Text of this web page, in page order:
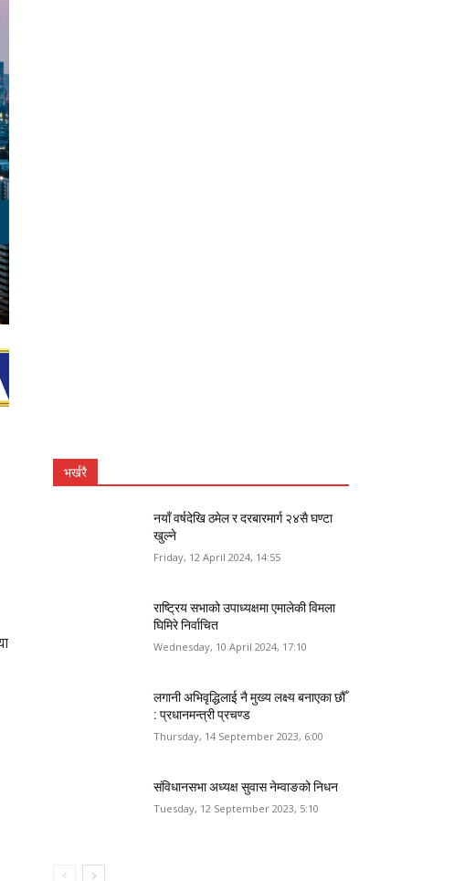
भर्खरै
नयाँ वर्षदेखि ठमेल र दरबारमार्ग २४सै घण्टा
खुल्ने
Friday, 12 April 2024, 14:55
राष्ट्रिय सभाको उपाध्यक्षमा एमालेकी विमला
घिमिरे निर्वाचित
Wednesday, 10 April 2024, 17:10
लगानी अभिवृद्धिलाई नै मुख्य लक्ष्य बनाएका छौँ
: प्रधानमन्त्री प्रचण्ड
Thursday, 14 September 2023, 6:00
संविधानसभा अध्यक्ष सुवास नेम्वाङको निधन
Tuesday, 12 September 2023, 5:10